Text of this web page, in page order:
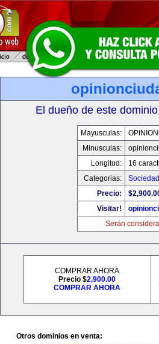
El dueño de este
Mayusculas:
Minusculas:
Longitud:
16
Categorias:
Sociedad
Precio:
Visitar!
Serán
COMPRAR AHORA
Precio $2,900.00
COMPRAR AHORA
Otros dominios en venta: